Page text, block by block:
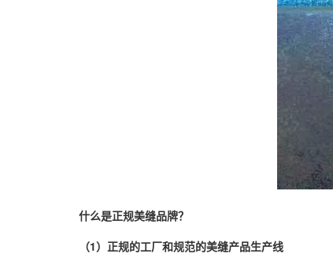
什么是正规美缝品牌？
（1）正规的工厂和规范的美缝产品生产线